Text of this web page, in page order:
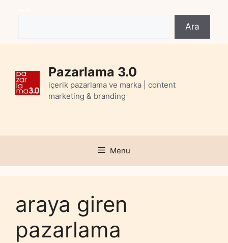
Ara
Pazarlama 3.0
içerik pazarlama ve marka | content
marketing & branding
Menu
araya giren
pazarlama